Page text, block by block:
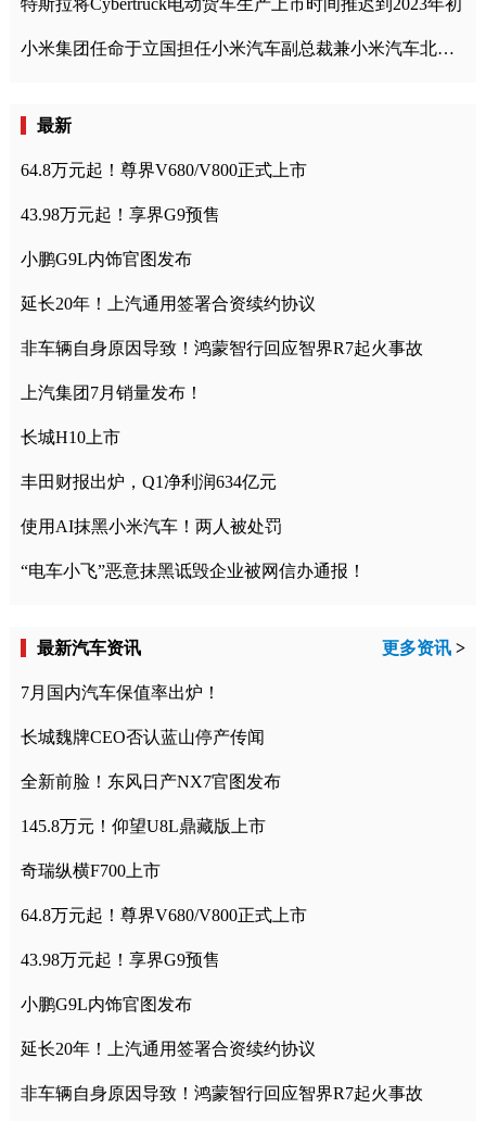
特斯拉将Cybertruck电动货车生产上市时间推迟到2023年初
小米集团任命于立国担任小米汽车副总裁兼小米汽车北京总部政委
最新
64.8万元起！尊界V680/V800正式上市
43.98万元起！享界G9预售
小鹏G9L内饰官图发布
延长20年！上汽通用签署合资续约协议
非车辆自身原因导致！鸿蒙智行回应智界R7起火事故
上汽集团7月销量发布！
长城H10上市
丰田财报出炉，Q1净利润634亿元
使用AI抹黑小米汽车！两人被处罚
“电车小飞”恶意抹黑诋毁企业被网信办通报！
最新汽车资讯 更多资讯 >
7月国内汽车保值率出炉！
长城魏牌CEO否认蓝山停产传闻
全新前脸！东风日产NX7官图发布
145.8万元！仰望U8L鼎藏版上市
奇瑞纵横F700上市
64.8万元起！尊界V680/V800正式上市
43.98万元起！享界G9预售
小鹏G9L内饰官图发布
延长20年！上汽通用签署合资续约协议
非车辆自身原因导致！鸿蒙智行回应智界R7起火事故